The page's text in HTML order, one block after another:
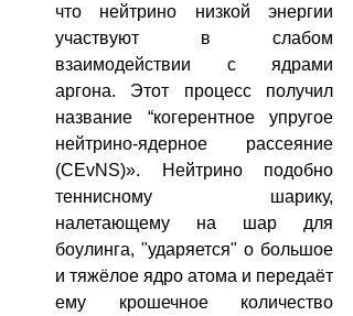
что нейтрино низкой энергии
участвуют в слабом
взаимодействии с ядрами
аргона. Этот процесс получил
название “когерентное упругое
нейтрино-ядерное рассеяние
(CEvNS)». Нейтрино подобно
теннисному шарику,
налетающему на шар для
боулинга, "ударяется" о большое
и тяжёлое ядро атома и передаёт
ему крошечное количество